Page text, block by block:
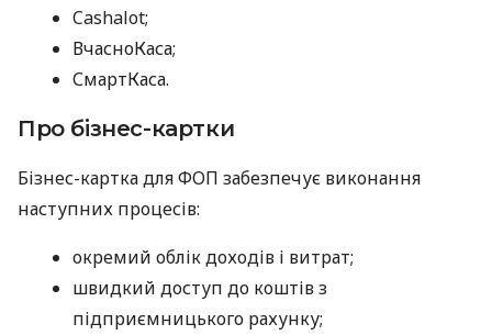
Cashalot;
ВчасноКаса;
СмартКаса.
Про бізнес-картки
Бізнес-картка для ФОП забезпечує виконання
наступних процесів:
окремий облік доходів і витрат;
швидкий доступ до коштів з
підприємницького рахунку;